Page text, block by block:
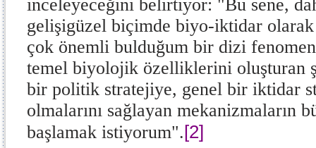
inceleyeceğini belirtiyor: "Bu sene,
gelişigüzel biçimde biyo-iktidar olarak
çok önemli bulduğum bir dizi
temel biyolojik özelliklerini oluşturan
bir politik stratejiye, genel bir iktidar
olmalarını sağlayan mekanizmaların
başlamak istiyorum".[2]